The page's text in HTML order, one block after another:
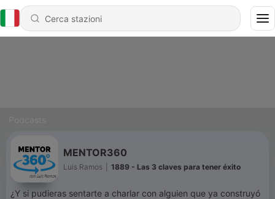
MENTOR360
Luis Ramos 1889 - Las 3 claves para tener éxito
¿Y si pudieras sentarte a charlar con alguien que ya construyó